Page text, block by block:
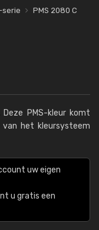
serie PMS 2080 C
Deze PMS-kleur komt
van het kleursysteem
uw eigen
u gratis een